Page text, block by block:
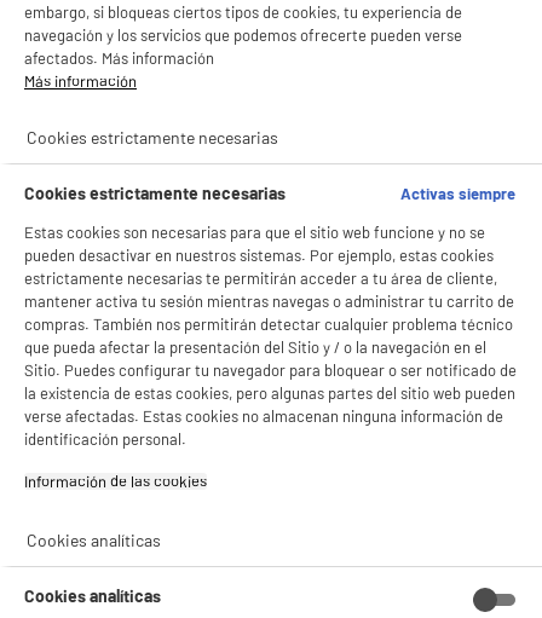
embargo, si bloqueas ciertos tipos de cookies, tu experiencia de
navegación y los servicios que podemos ofrecerte pueden verse
afectados. Más información
Más información
Cookies estrictamente necesarias
Cookies estrictamente necesarias
Activas siempre
Estas cookies son necesarias para que el sitio web funcione y no se
pueden desactivar en nuestros sistemas. Por ejemplo, estas cookies
estrictamente necesarias te permitirán acceder a tu área de cliente,
mantener activa tu sesión mientras navegas o administrar tu carrito de
compras. También nos permitirán detectar cualquier problema técnico
que pueda afectar la presentación del Sitio y / o la navegación en el
Sitio. Puedes configurar tu navegador para bloquear o ser notificado de
la existencia de estas cookies, pero algunas partes del sitio web pueden
verse afectadas. Estas cookies no almacenan ninguna información de
identificación personal.
Información de las cookies‎
Cookies analíticas
Cookies analíticas